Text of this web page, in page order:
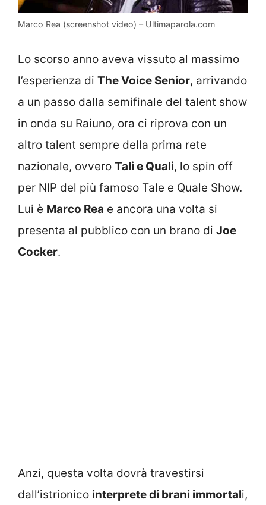
Marco Rea (screenshot video) – Ultimaparola.com
Lo scorso anno aveva vissuto al massimo
l’esperienza di The Voice Senior, arrivando
a un passo dalla semifinale del talent show
in onda su Raiuno, ora ci riprova con un
altro talent sempre della prima rete
nazionale, ovvero Tali e Quali, lo spin off
per NIP del più famoso Tale e Quale Show.
Lui è Marco Rea e ancora una volta si
presenta al pubblico con un brano di Joe
Cocker.
Anzi, questa volta dovrà travestirsi
dall’istrionico interprete di brani immortali,